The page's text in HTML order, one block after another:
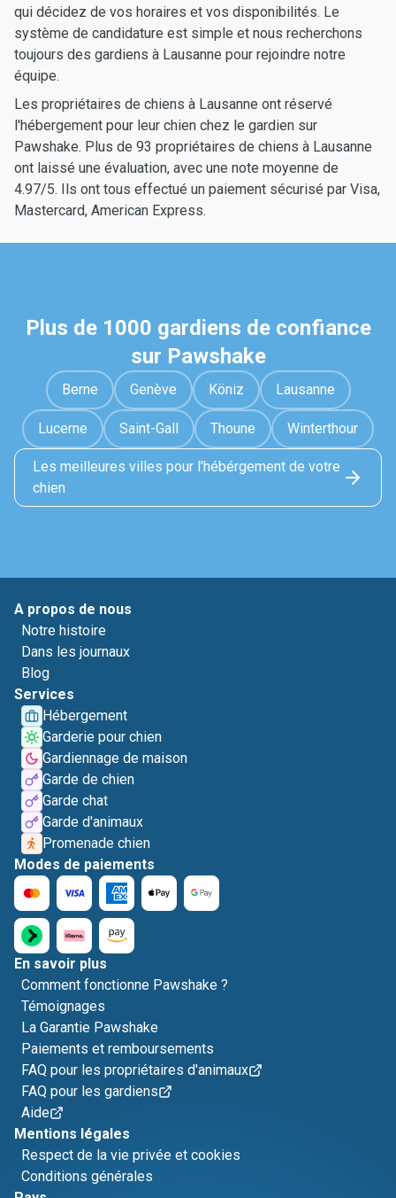
qui décidez de vos horaires et vos disponibilités. Le
système de candidature est simple et nous recherchons
toujours des gardiens à Lausanne pour rejoindre notre
équipe.
Les propriétaires de chiens à Lausanne ont réservé
l'hébergement pour leur chien chez le gardien sur
Pawshake. Plus de 93 propriétaires de chiens à Lausanne
ont laissé une évaluation, avec une note moyenne de
4.97/5. Ils ont tous effectué un paiement sécurisé par Visa,
Mastercard, American Express.
Plus de 1000 gardiens de confiance
sur Pawshake
Berne Genève Köniz Lausanne
Lucerne Saint-Gall Thoune Winterthour
Les meilleures villes pour l'hébérgement de votre
chien
A propos de nous
Notre histoire
Dans les journaux
Blog
Services
Hébergement
Garderie pour chien
Gardiennage de maison
Garde de chien
Garde chat
Garde d'animaux
Promenade chien
Modes de paiements
En savoir plus
Comment fonctionne Pawshake ?
Témoignages
La Garantie Pawshake
Paiements et remboursements
FAQ pour les propriétaires d'animaux
FAQ pour les gardiens
Aide
Mentions légales
Respect de la vie privée et cookies
Conditions générales